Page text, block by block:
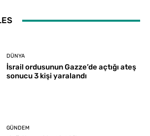
DÜNYA
İsrail ordusunun Gazze’de açtığı ateş
sonucu 3 kişi yaralandı
GÜNDEM